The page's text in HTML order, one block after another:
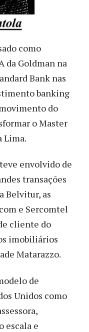
como
da Goldman na
Bank nas
banking
do
o Master
Lima.
envolvido de
transações
Belvitur, as
e Sercomtel
cliente do
imobiliários
Matarazzo.
de
Unidos como
escala e